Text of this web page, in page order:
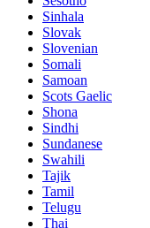
Sinhala
Slovak
Slovenian
Somali
Samoan
Scots Gaelic
Shona
Sindhi
Sundanese
Swahili
Tajik
Tamil
Telugu
Thai